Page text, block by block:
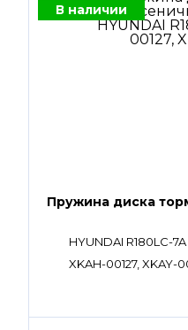
В наличии
Пружина диска
HYUNDAI R180LC-7A
XKAH-00127, XKAY-